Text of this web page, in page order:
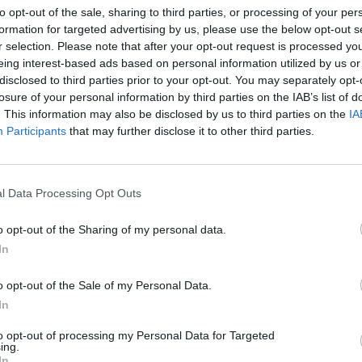
opt-out of the sale, sharing to third parties, or processing of your
for targeted advertising by us, please use the below opt-out
selection. Please note that after your opt-out request is processed
interest-based ads based on personal information utilized by us
to third parties prior to your opt-out. You may separately
of your personal information by third parties on the IAB’s list of
This information may also be disclosed by us to third parties on the
Participants that may further disclose it to other third parties.
Data Processing Opt Outs
opt-out of the Sharing of my personal data.
opt-out of the Sale of my Personal Data.
opt-out of processing my Personal Data for Targeted
artificiale nel settore dell’elettronica di consumo. Per
dei compiti, i dispositivi AI devono essere in grado di
contestuale richiede che l’AI si evolva attraverso l’auto apprendimento
di investire concretamente con soluzioni innovative per
attraverso l’uso dell’auto. Con l’avvento della rivoluzione della
stessa della parola veicolo da mezzo di trasporto a spazio mobile.
il tempo risparmiato non dovendo guidare, trasformando i loro
personale.
di soluzioni sia hardware che software… ecco perché abbiamo
Adient – leader mondiale nella produzione di sedili – con l’obiettivo
ancora più personalizzata. È stato inoltre annunciato il nuovo piano di
2018. “
Da quest’anno, aggiungeremo a webOS l’accesso aperto
di LG